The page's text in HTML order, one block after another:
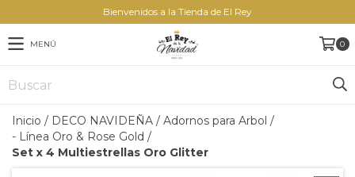
Bienvenidos a la Tienda de El Rey
MENÚ 0
Inicio / DECO NAVIDEÑA / Adornos para Arbol /
- Línea Oro & Rose Gold /
Set x 4 Multiestrellas Oro Glitter